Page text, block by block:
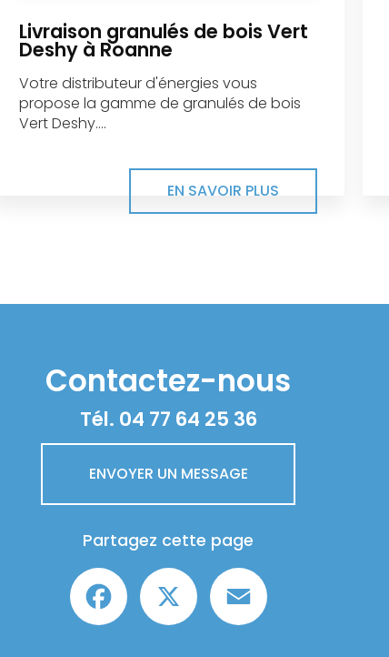
Livraison granulés de bois Vert
Deshy à Roanne
Votre distributeur d'énergies vous
propose la gamme de granulés de bois
Vert Deshy....
EN SAVOIR PLUS
Contactez-nous
Tél. 04 77 64 25 36
ENVOYER UN MESSAGE
Partagez cette page
Facebook